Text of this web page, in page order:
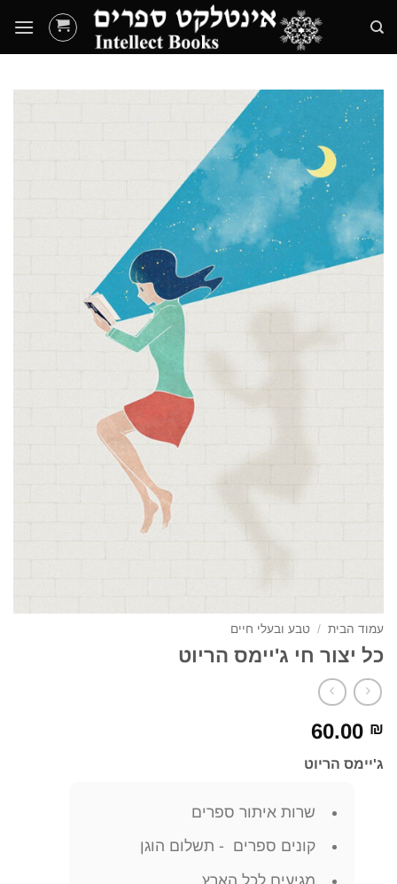
content
עמוד הבית / טבע ובעלי חיים
כל יצור חי ג'יימס הריוט
60.00 ₪
ג'יימס הריוט
שרות איתור ספרים
קונים ספרים - תשלום הוגן
מגיעים לכל הארץ